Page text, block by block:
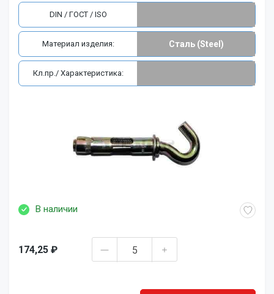
В наличии
174,25 ₽
DIN / ГОСТ / ISO
Материал изделия: Сталь (Steel)
Кл.пр./ Характеристика: